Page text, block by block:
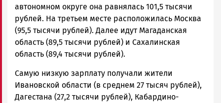
автономном округе она равнялась 101,5 тысячи
рублей. На третьем месте расположилась Москва
(95,5 тысячи рублей). Далее идут Магаданская
область (89,5 тысячи рублей) и Сахалинская
область (89,4 тысячи рублей).
Самую низкую зарплату получали жители
Ивановской области (в среднем 27 тысяч рублей),
Дагестана (27,2 тысячи рублей), Кабардино-